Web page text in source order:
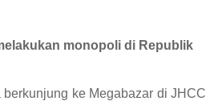
monopoli di Republik
ke Megabazar di JHCC